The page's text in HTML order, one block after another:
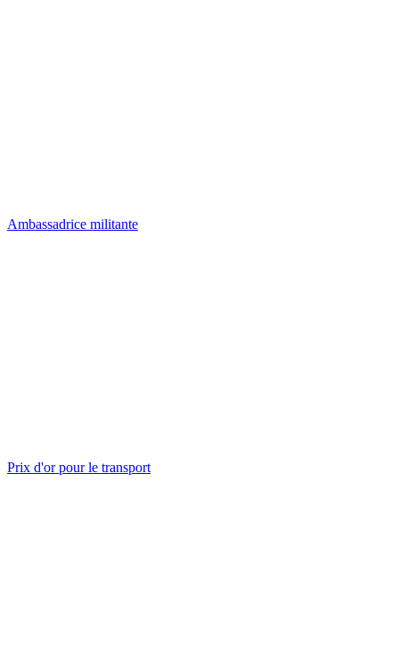
Ambassadrice militante
Prix d'or pour le transport